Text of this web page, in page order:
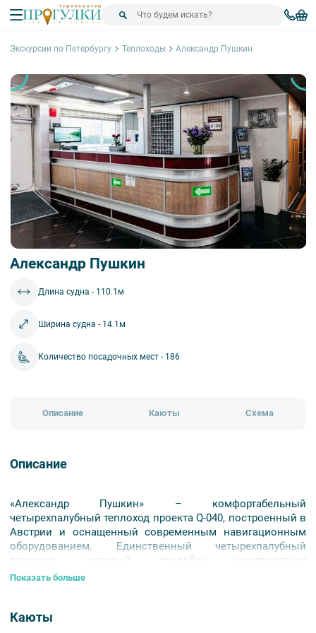
Экскурсии по Петербургу Теплоходы Александр Пушкин
Александр Пушкин
Длина судна - 110.1м
Ширина судна - 14.1м
Количество посадочных мест - 186
Описание Каюты Схема
Описание
«Александр Пушкин» – комфортабельный
четырехпалубный теплоход проекта Q-040, построенный в
Австрии и оснащенный современным навигационным
оборудованием. Единственный четырехпалубный
теплоход, который способен швартоваться
непосредственно у причала Соловецких островов. Во
Современные просторные каюты, насыщенные
Показать больше
Каюты